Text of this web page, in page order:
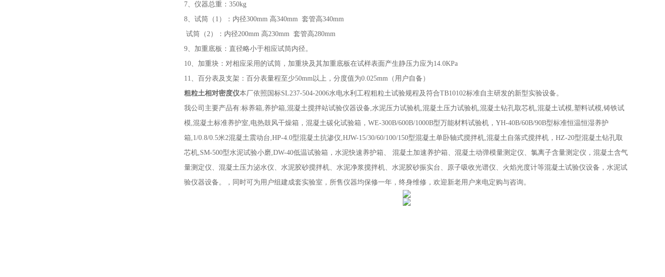
7、仪器总重：350kg
8、试筒（1）：内径300mm 高340mm 套管高340mm
试筒（2）：内径200mm 高230mm 套管高280mm
9、加重底板：直径略小于相应试筒内径。
10、加重块：对相应采用的试筒，加重块及其加重底板在试样表面产生静压力应为14.0KPa
11、百分表及支架：百分表量程至少50mm以上，分度值为0.025mm（用户自备）
粗粒土相对密度仪本厂依照国标SL237-504-2006水电水利工程粗粒土试验规程及符合TB10102标准自主研发的新型实验设备。
我公司主要产品有:标养箱,养护箱,混凝土搅拌站试验仪器设备,水泥压力试验机,混凝土压力试验机,混凝土钻孔取芯机,混凝土试模,塑料试模,铸铁试
模,混凝土标准养护室,电热鼓风干燥箱，混凝土碳化试验箱，WE-300B/600B/1000B型万能材料试验机，YH-40B/60B/90B型标准恒温恒湿养护
箱,1/0.8/0.5米2混凝土震动台,HP-4.0型混凝土抗渗仪,HJW-15/30/60/100/150型混凝土单卧轴式搅拌机,混凝土自落式搅拌机，HZ-20型混凝土钻孔取
芯机,SM-500型水泥试验小磨,DW-40低温试验箱，水泥快速养护箱、 混凝土加速养护箱、混凝土动弹模量测定仪、氯离子含量测定仪，混凝土含气
量测定仪、混凝土压力泌水仪、水泥胶砂搅拌机、水泥净浆搅拌机、水泥胶砂振实台、原子吸收光谱仪、火焰光度计等混凝土试验仪设备，水泥试
验仪器设备。，同时可为用户组建成套实验室，所售仪器均保修一年，终身维修，欢迎新老用户来电定购与咨询。